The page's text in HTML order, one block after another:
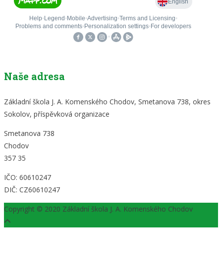
Naše adresa
Základní škola J. A. Komenského Chodov, Smetanova 738, okres
Sokolov, příspěvková organizace
Smetanova 738
Chodov
357 35
IČO: 60610247
DIČ: CZ60610247
Copyright © 2020 Základní škola J. A. Komenského Chodov